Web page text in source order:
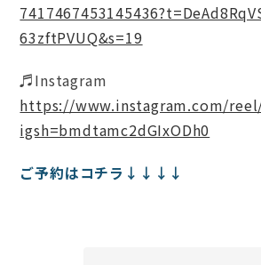
63zftPVUQ&s=19
♬Instagram
https://www.instagram.com/
igsh=bmdtamc2dGIxODh0
ご予約はコチラ↓↓↓↓